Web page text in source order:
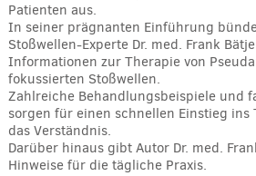
Patienten aus.
In seiner prägnanten Einführung
Stoßwellen-Experte Dr. med. Frank
Informationen zur Therapie von
fokussierten Stoßwellen.
Zahlreiche Behandlungsbeispiele und
sorgen für einen schnellen Einstieg
das Verständnis.
Darüber hinaus gibt Autor Dr. med.
Hinweise für die tägliche Praxis.